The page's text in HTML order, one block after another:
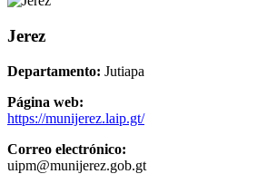
Jerez
Departamento: Jutiapa
Página web:
https://munijerez.laip.gt/
Correo electrónico:
uipm@munijerez.gob.gt